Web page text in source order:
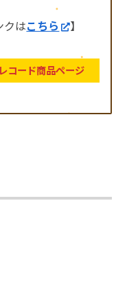
クはこちら 】
コード商品ページ